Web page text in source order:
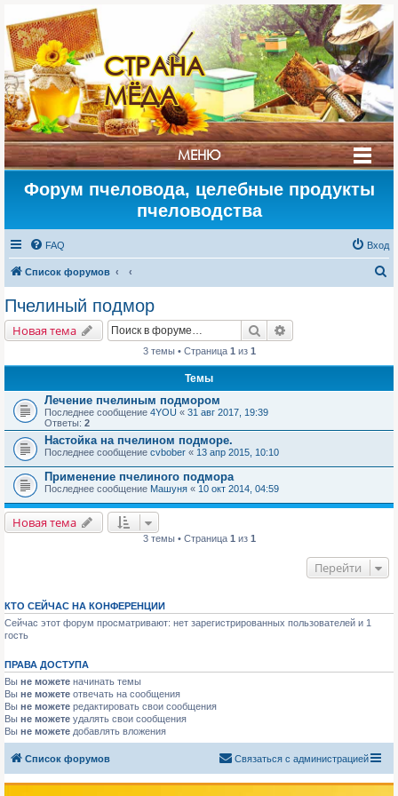
СТРАНА
МЁДА
МЕНЮ
Форум пчеловода, целебные продукты
пчеловодства
FAQ Вход
Список форумов
Пчелиный подмор
Новая тема Поиск
3 темы • Страница 1 из 1
Темы
Лечение пчелиным подмором
Последнее сообщение 4YOU « 31 авг 2017, 19:39
Ответы: 2
Настойка на пчелином подморе.
Последнее сообщение cvbober « 13 апр 2015, 10:10
Применение пчелиного подмора
Последнее сообщение Машуня « 10 окт 2014, 04:59
Новая тема
3 темы • Страница 1 из 1
Перейти
КТО СЕЙЧАС НА КОНФЕРЕНЦИИ
Сейчас этот форум просматривают: нет зарегистрированных пользователей и 1
гость
ПРАВА ДОСТУПА
Вы не можете начинать темы
Вы не можете отвечать на сообщения
Вы не можете редактировать свои сообщения
Вы не можете удалять свои сообщения
Вы не можете добавлять вложения
Список форумов Связаться с администрацией